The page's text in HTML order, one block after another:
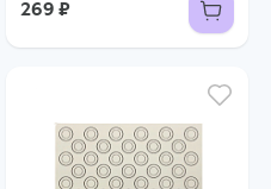
269 ₽